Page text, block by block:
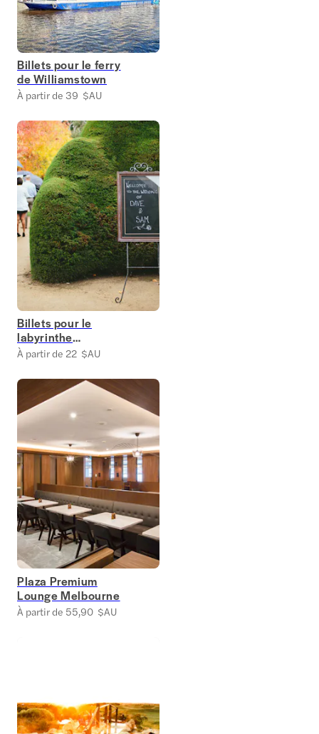
Billets pour le ferry
de Williamstown
À partir de 39 $AU
Billets pour le
labyrinthe
d'Ashcombe
À partir de 22 $AU
Plaza Premium
Lounge Melbourne
À partir de 55,90 $AU